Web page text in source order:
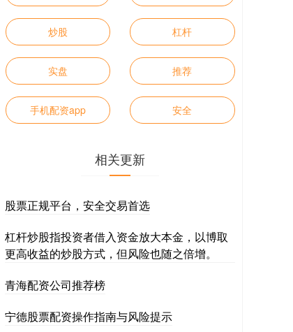
炒股 杠杆
实盘 推荐
手机配资app 安全
相关更新
股票正规平台，安全交易首选
杠杆炒股指投资者借入资金放大本金，以博取
更高收益的炒股方式，但风险也随之倍增。
青海配资公司推荐榜
宁德股票配资操作指南与风险提示